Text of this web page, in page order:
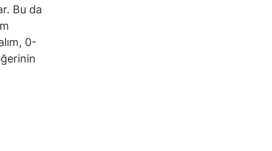
Bu da
0-